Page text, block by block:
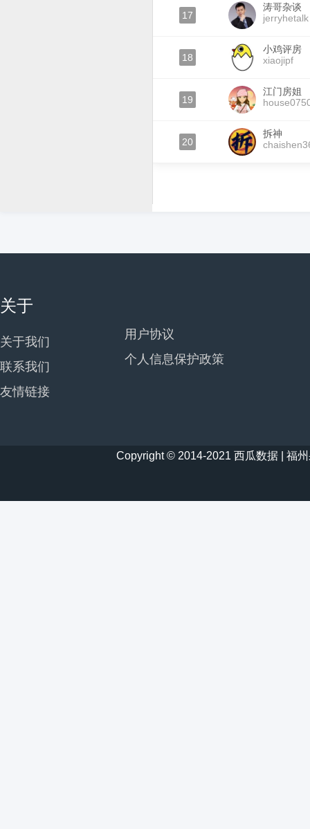
17
涛哥杂谈
jerryhetalk
18
小鸡评房
xiaojipf
19
江门房姐
20
拆神
关于
关于我们
联系我们
友情链接
用户协议
个人信息保护政策
Copyright © 2014-2021 西瓜数据 | 福